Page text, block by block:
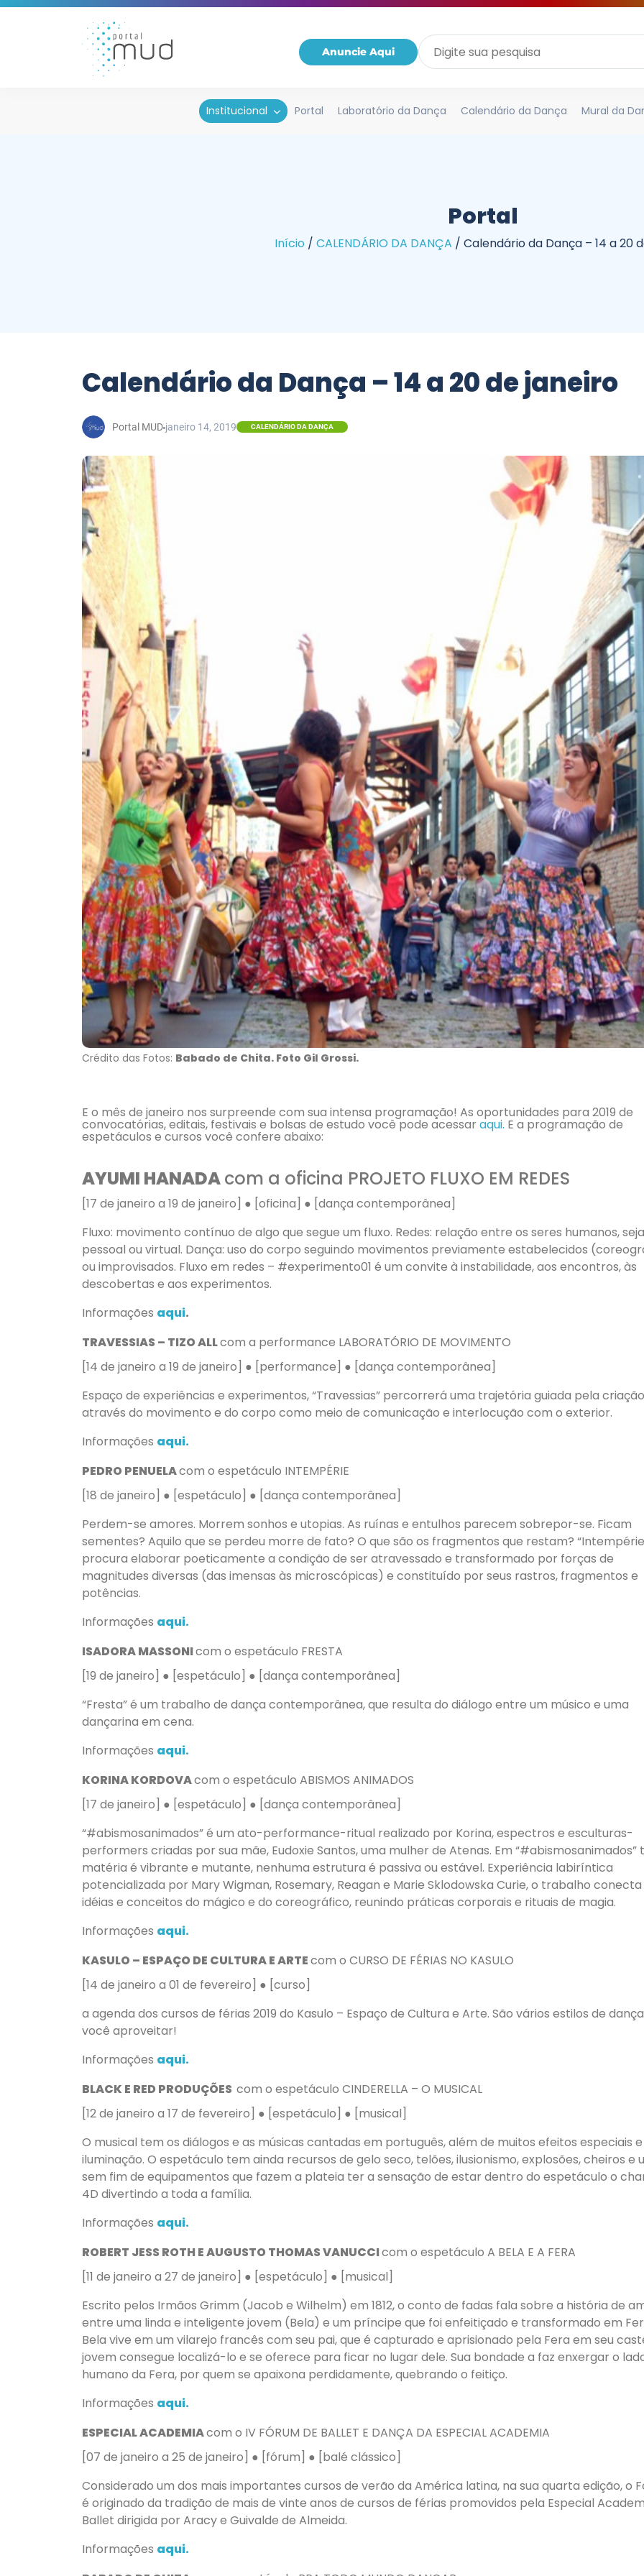
Anuncie Aqui
Institucional Portal Laboratório da Dança Calendário da Dança Mural da
Portal
Início / CALENDÁRIO DA DANÇA / Calendário da Dança – 14 a 20
Calendário da Dança – 14 a 20 de janeiro
Portal MUD janeiro 14, 2019 CALENDÁRIO DA DANÇA
Crédito das Fotos: Babado de Chita. Foto Gil Grossi.
E o mês de janeiro nos surpreende com sua intensa programação! As oportunidades para 2019 de
convocatórias, editais, festivais e bolsas de estudo você pode acessar aqui. E a programação de
espetáculos e cursos você confere abaixo:
AYUMI HANADAcom a oficina PROJETO FLUXO EM REDES
[17 de janeiro a 19 de janeiro] ● [oficina] ● [dança contemporânea]
Fluxo: movimento contínuo de algo que segue um fluxo. Redes: relação entre os seres humanos,
pessoal ou virtual. Dança: uso do corpo seguindo movimentos previamente estabelecidos
ou improvisados. Fluxo em redes – #experimento01 é um convite à instabilidade, aos encontros, às
descobertas e aos experimentos.
Informações aqui.
TRAVESSIAS – TIZO ALLcom a performance LABORATÓRIO DE MOVIMENTO
[14 de janeiro a 19 de janeiro] ● [performance] ● [dança contemporânea]
Espaço de experiências e experimentos, “Travessias” percorrerá uma trajetória guiada pela criação
através do movimento e do corpo como meio de comunicação e interlocução com o exterior.
Informações aqui.
PEDRO PENUELAcom o espetáculo INTEMPÉRIE
[18 de janeiro] ● [espetáculo] ● [dança contemporânea]
Perdem-se amores. Morrem sonhos e utopias. As ruínas e entulhos parecem sobrepor-se. Ficam
sementes? Aquilo que se perdeu morre de fato? O que são os fragmentos que restam?
procura elaborar poeticamente a condição de ser atravessado e transformado por forças de
magnitudes diversas (das imensas às microscópicas) e constituído por seus rastros, fragmentos e
potências.
Informações aqui.
ISADORA MASSONIcom o espetáculo FRESTA
[19 de janeiro] ● [espetáculo] ● [dança contemporânea]
“Fresta” é um trabalho de dança contemporânea, que resulta do diálogo entre um músico e uma
dançarina em cena.
Informações aqui.
KORINA KORDOVAcom o espetáculo ABISMOS ANIMADOS
[17 de janeiro] ● [espetáculo] ● [dança contemporânea]
“#abismosanimados” é um ato-performance-ritual realizado por Korina, espectros e esculturas-
performers criadas por sua mãe, Eudoxie Santos, uma mulher de Atenas. Em “#abismosanimados”
matéria é vibrante e mutante, nenhuma estrutura é passiva ou estável. Experiência labiríntica
potencializada por Mary Wigman, Rosemary, Reagan e Marie Sklodowska Curie, o trabalho conecta
idéias e conceitos do mágico e do coreográfico, reunindo práticas corporais e rituais de magia.
Informações aqui.
KASULO – ESPAÇO DE CULTURA E ARTEcom o CURSO DE FÉRIAS NO KASULO
[14 de janeiro a 01 de fevereiro] ● [curso]
a agenda dos cursos de férias 2019 do Kasulo – Espaço de Cultura e Arte. São vários estilos de
você aproveitar!
Informações aqui.
BLACK E RED PRODUÇÕES com o espetáculo CINDERELLA – O MUSICAL
[12 de janeiro a 17 de fevereiro] ● [espetáculo] ● [musical]
O musical tem os diálogos e as músicas cantadas em português, além de muitos efeitos especiais
iluminação. O espetáculo tem ainda recursos de gelo seco, telões, ilusionismo, explosões, cheiros e
sem fim de equipamentos que fazem a plateia ter a sensação de estar dentro do espetáculo o
4D divertindo a toda a família.
Informações aqui.
ROBERT JESS ROTH E AUGUSTO THOMAS VANUCCIcom o espetáculo A BELA E A FERA
[11 de janeiro a 27 de janeiro] ● [espetáculo] ● [musical]
Escrito pelos Irmãos Grimm (Jacob e Wilhelm) em 1812, o conto de fadas fala sobre a história de
entre uma linda e inteligente jovem (Bela) e um príncipe que foi enfeitiçado e transformado em
Bela vive em um vilarejo francês com seu pai, que é capturado e aprisionado pela Fera em seu
jovem consegue localizá-lo e se oferece para ficar no lugar dele. Sua bondade a faz enxergar o
humano da Fera, por quem se apaixona perdidamente, quebrando o feitiço.
Informações aqui.
ESPECIAL ACADEMIAcom o IV FÓRUM DE BALLET E DANÇA DA ESPECIAL ACADEMIA
[07 de janeiro a 25 de janeiro] ● [fórum] ● [balé clássico]
Considerado um dos mais importantes cursos de verão da América latina, na sua quarta edição, o
é originado da tradição de mais de vinte anos de cursos de férias promovidos pela Especial
Ballet dirigida por Aracy e Guivalde de Almeida.
Informações aqui.